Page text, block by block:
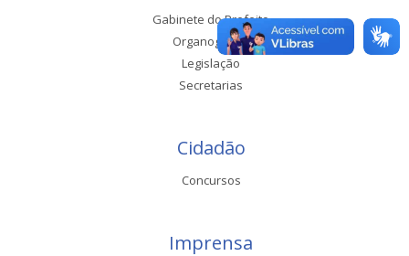
Gabinete do Prefeito
Organograma
Legislação
Secretarias
Cidadão
Concursos
Imprensa